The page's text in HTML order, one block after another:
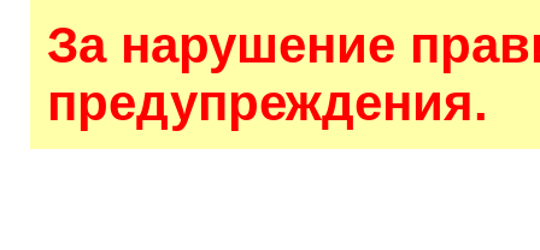
За нарушение
предупреждения.